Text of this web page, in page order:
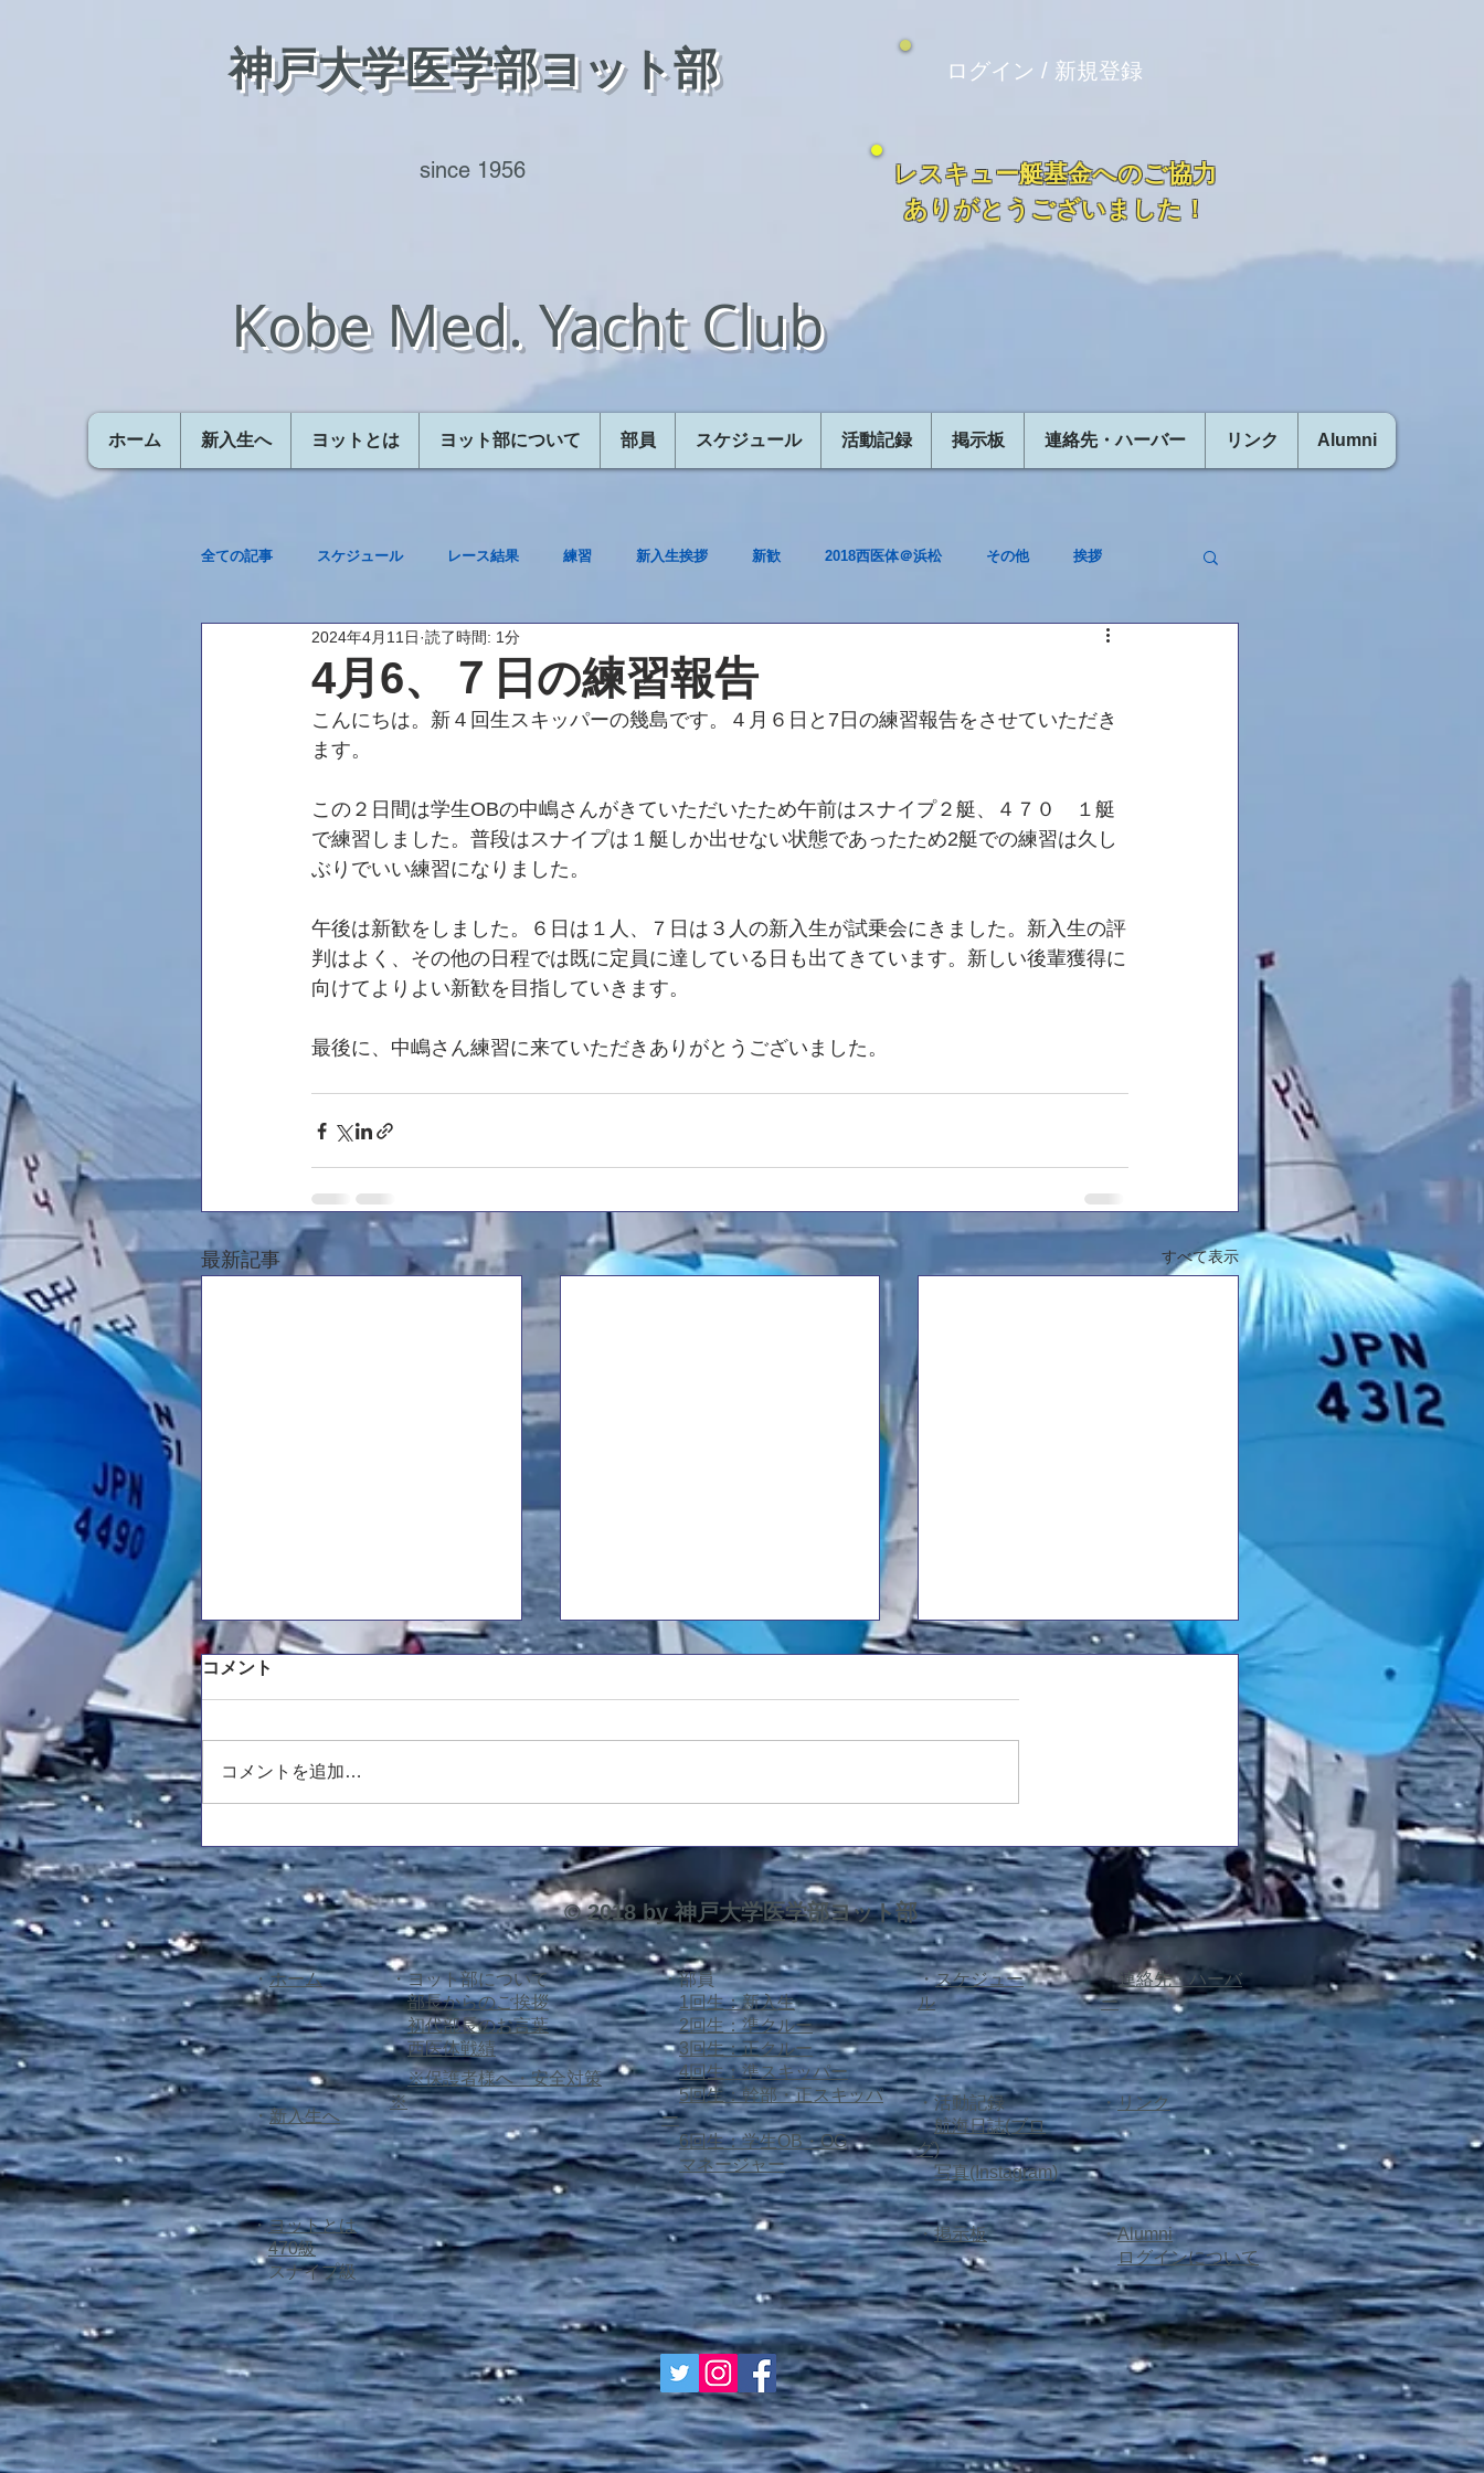
神戸大学医学部ヨット部
​​since 1956
ログイン / 新規登録
レスキュー艇基金へのご協力
ありがとうございました！
Kobe Med. Yacht Club
ホーム 新入生へ ヨットとは ヨット部について 部員 スケジュール 活動記録 掲示板 連絡先・ハーバー リンク Alumni
全ての記事 スケジュール レース結果 練習 新入生挨拶 新歓 2018西医体＠浜松 その他 挨拶
2023西医体@琵琶湖
4月6、７日の練習報告
2024年4月11日 読了時間: 1分
こんにちは。新４回生スキッパーの幾島です。４月６日と7日の練習報告をさせていただき
ます。
この２日間は学生OBの中嶋さんがきていただいたため午前はスナイプ２艇、４７０　１艇
で練習しました。普段はスナイプは１艇しか出せない状態であったため2艇での練習は久し
ぶりでいい練習になりました。
午後は新歓をしました。６日は１人、７日は３人の新入生が試乗会にきました。新入生の評
判はよく、その他の日程では既に定員に達している日も出てきています。新しい後輩獲得に
向けてよりよい新歓を目指していきます。
最後に、中嶋さん練習に来ていただきありがとうございました。
最新記事 すべて表示
新主将挨拶
平素より医学部ヨット部の活動
く主将を務めさせていただきます
3回生の藤原です。西医体から少
新しい体制での活動となったため
ご挨拶させていただきます。挨拶
が遅くなってしまい申し訳ありま
せん。 まず、新たな体制や人
数に関して報告させていただきま
す。 主将 / レオ丸担当 藤原
佑吾 主務 / 470リーダー 河南
前主将引退挨拶
平素より大変お世話になっており
だきましたので、ご挨拶申し上げ
たに主将として部を率いますの
で、引き続き応援のほど宜しくお
願い申し上げます。 主将として
の1年間を振り返りますと、本当
にOB・OGの先生方に支えていた
だいた1年だったと思います。特
に今年は新たな支援艇の購入とい
う大き
2025年度西医体のご案内
応援にお越しいただくOB・OGの
(470級) 4655 杉山(5)/中嶋(3)
ター艇) 大浦(3)/河野(2)...
コメント
コメントを追加…
© 2018 by 神戸大学医学部ヨット部
​・ホーム
・新入生へ
・ヨット部について
部長からのご挨拶
​初代部長のお言葉
西医体戦績
※保護者様へ・安全対策
※
・部員
1回生：新入生
2回生：準クルー
3回生：正クルー
4回生：準スキッパー
5回生：幹部・正スキッパ
ー
6回生：学生OB・OG
​マネージャー
​・スケジュー
ル
​・活動記録
航海日誌(ブロ
グ)
写真(Instagram)
​・連絡先・ハーバ
ー
​・リンク
・ヨットとは
470級
​ スナイプ級
​・掲示板 ​・Alumni
​ログインについて